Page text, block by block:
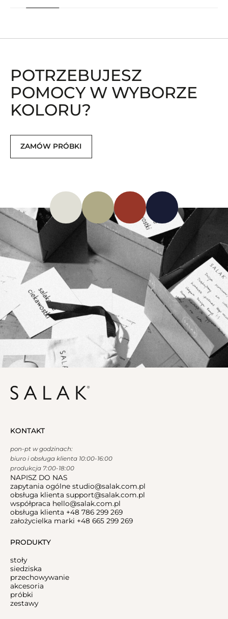
POTRZEBUJESZ
POMOCY W WYBORZE
KOLORU?
ZAMÓW PRÓBKI
PRODUKTY
stoły
siedziska
przechowywanie
akcesoria
próbki
zestawy
KONTAKT
pon-pt w godzinach:
biuro i obsługa klienta 10:00-16:00
produkcja 7:00-18:00
NAPISZ DO NAS
zapytania ogólne studio@salak.com.pl
obsługa klienta support@salak.com.pl
współpraca hello@salak.com.pl
obsługa klienta +48 786 299 269
założycielka marki +48 665 299 269